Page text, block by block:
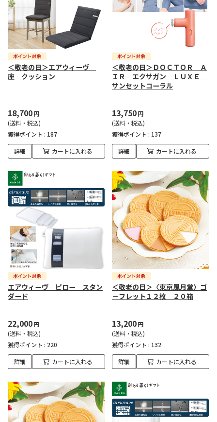
＜敬老の日＞エアウィーヴ
座 クッション
18,700円
(送料・税込)
獲得ポイント : 187
詳細 カートに入れる
＜敬老の日＞ＤＯＣＴＯＲ Ａ
ＩＲ エクサガン ＬＵＸＥ
サンセットコーラル
13,750円
(送料・税込)
獲得ポイント : 137
詳細 カートに入れる
エアウィーヴ ピロー スタン
ダード
22,000円
(送料・税込)
獲得ポイント : 220
詳細 カートに入れる
＜敬老の日＞〈東京風月堂〉ゴ
－フレット１２枚 ２０箱
13,200円
(送料・税込)
獲得ポイント : 132
詳細 カートに入れる